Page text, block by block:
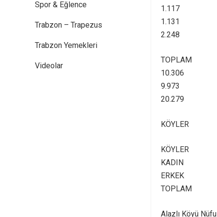
Spor & Eğlence
Trabzon – Trapezus
Trabzon Yemekleri
Videolar
1.117
1.131
2.248
TOPLAM
10.306
9.973
20.279
KÖYLER
KÖYLER
KADIN
ERKEK
TOPLAM
Alazlı Köyü